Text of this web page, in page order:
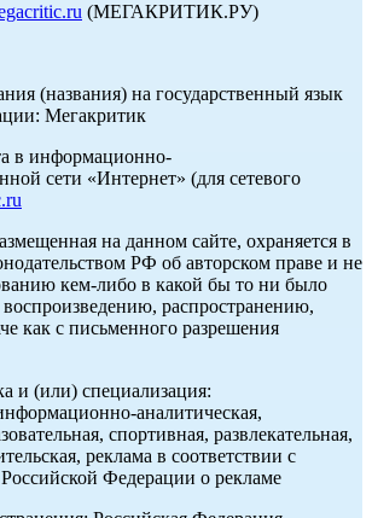
(МЕГАКРИТИК.РУ)
(названия) на государственный язык
Мегакритик
в информационно-
сети «Интернет» (для сетевого
на данном сайте, охраняется в
РФ об авторском праве и не
кем-либо в какой бы то ни было
распространению,
как с письменного разрешения
и (или) специализация:
аналитическая,
спортивная, развлекательная,
реклама в соответствии с
Российской Федерации о рекламе